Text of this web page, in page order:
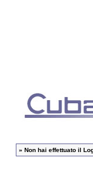
» Non hai effettuato il